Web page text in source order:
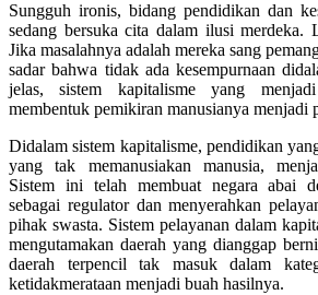
Sungguh ironis, bidang pendidikan dan
sedang bersuka cita dalam ilusi merdeka.
Jika masalahnya adalah mereka sang
sadar bahwa tidak ada kesempurnaan
jelas, sistem kapitalisme yang
membentuk pemikiran manusianya menjadi
Didalam sistem kapitalisme, pendidikan
yang tak memanusiakan manusia,
Sistem ini telah membuat negara abai
sebagai regulator dan menyerahkan
pihak swasta. Sistem pelayanan dalam
mengutamakan daerah yang dianggap
daerah terpencil tak masuk dalam
ketidakmerataan menjadi buah hasilnya.